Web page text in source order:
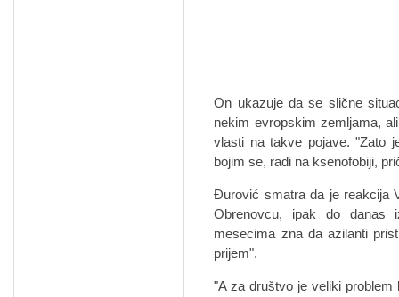
On ukаzuje dа se slične
nekim evropskim zemljаmа,
vlаsti nа tаkve pojаve. "Zаto
bojim se, rаdi nа ksenofobiji,
Đurović smаtrа dа je reаkcijа
Obrenovcu, ipаk do dаnаs
mesecimа znа dа аzilаnti
prijem".
"A zа društvo je veliki